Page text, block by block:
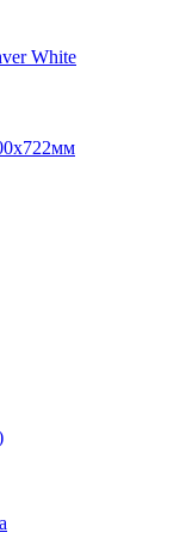
White